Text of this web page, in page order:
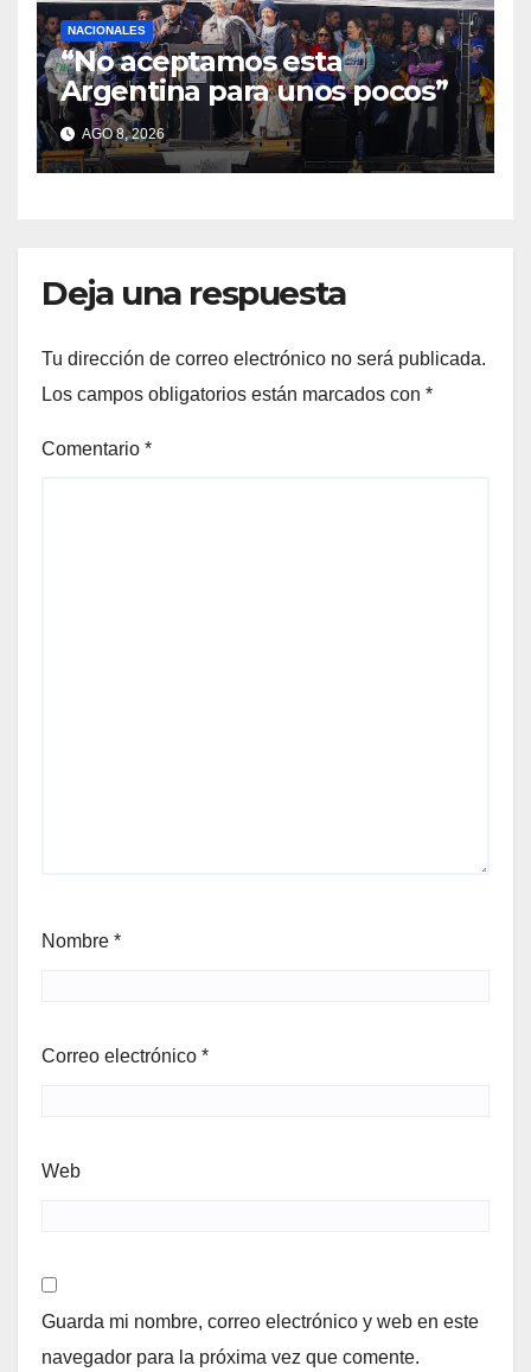
NACIONALES
“No aceptamos esta
Argentina para unos pocos”
AGO 8, 2026
Deja una respuesta
Tu dirección de correo electrónico no será publicada.
Los campos obligatorios están marcados con *
Comentario *
Nombre *
Correo electrónico *
Web
Guarda mi nombre, correo electrónico y web en este
navegador para la próxima vez que comente.